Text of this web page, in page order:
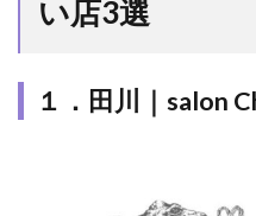
と有
店3
選
い店3選
１．田川｜salon